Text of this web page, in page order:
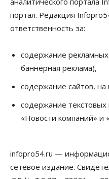
портал. Редакция
ответственность за:
содержание
баннерная реклама),
содержание сайтов, на
содержание
«Новости компаний» и
infopro54.ru —
сетевое издание.